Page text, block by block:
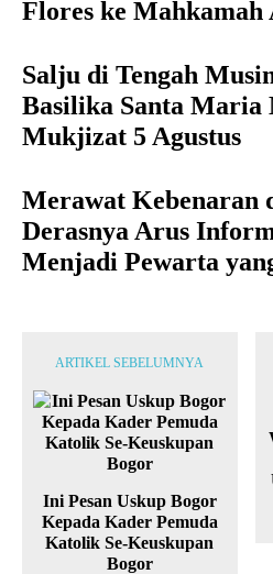
Flores ke Mahkamah
Salju di Tengah
Basilika Santa Maria
Mukjizat 5 Agustus
Merawat Kebenaran
Derasnya Arus
Menjadi Pewarta
ARTIKEL SEBELUMNYA
Ini Pesan Uskup Bogor
Kepada Kader Pemuda
Katolik Se-Keuskupan
Bogor